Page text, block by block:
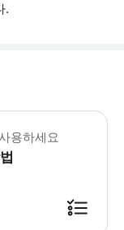
.
사항-필독!> - 상품이용
용하세요